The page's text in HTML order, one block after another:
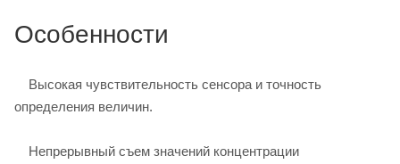
Особенности
Высокая чувствительность сенсора и точность
определения величин.
Непрерывный съем значений концентрации